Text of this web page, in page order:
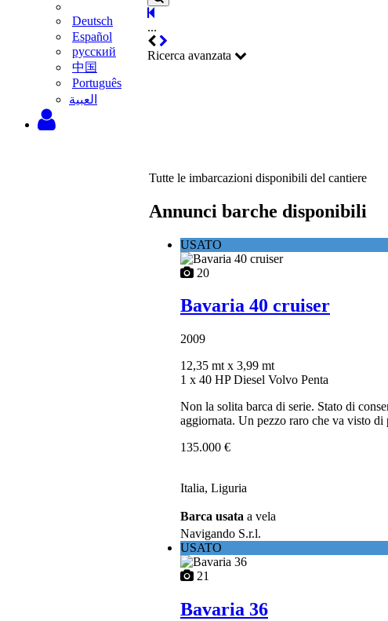
Deutsch
Español
русский
中国
Português
‫العبية
...
Ricerca avanzata
Tutte le imbarcazioni disponibili del cantiere
Annunci barche disponibili
USATO
20
Bavaria 40 cruiser
2009
12,35 mt x 3,99 mt
1 x 40 HP Diesel Volvo Penta
Non la solita barca di serie. Stato di
aggiornata. Un pezzo raro che va visto di
135.000 €
Italia, Liguria
Barca usata a vela
Navigando S.r.l.
USATO
21
Bavaria 36